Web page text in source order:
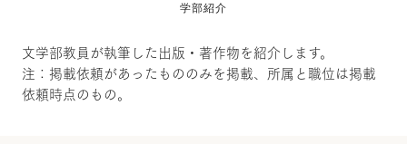
学部紹介
文学部教員が執筆した出版・著作物を紹介します。
注：掲載依頼があったもののみを掲載、所属と職位は掲載
依頼時点のもの。